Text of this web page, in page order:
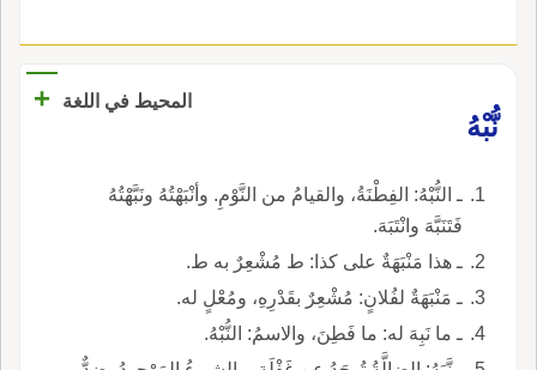
المحيط في اللغة
+
نُّبْهُ
ـ النُّبْهُ: الفِطْنَةُ، والقيامُ من النَّوْمِ. وأنْبَهْتُهُ ونَبَّهْتُهُ
فَتَنَبَّهَ وانْتَبَهَ.
ـ هذا مَنْبَهَةٌ على كذا: ط مُشْعِرٌ به ط.
ـ مَنْبَهَةٌ لفُلانٍ: مُشْعِرٌ بقَدْرِهِ، ومُعْلٍ له.
ـ ما نَبِهَ له: ما فَطِنَ، والاسمُ: النُّبْهُ.